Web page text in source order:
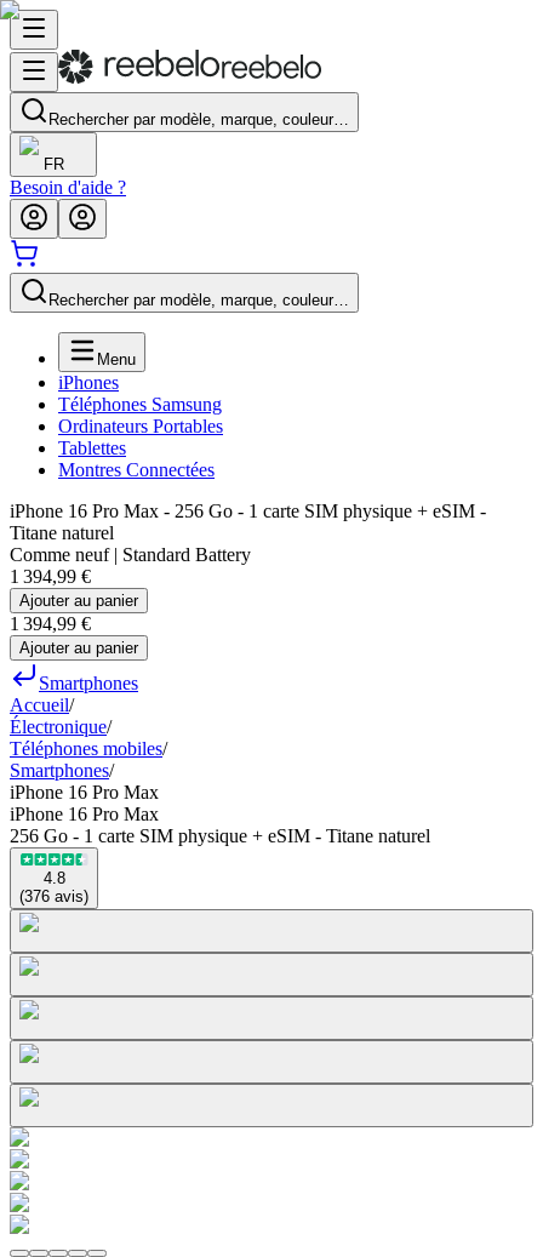
Rechercher par modèle, marque, couleur…
FR
Besoin d'aide ?
Rechercher par modèle, marque, couleur…
Menu
iPhones
Téléphones Samsung
Ordinateurs Portables
Tablettes
Montres Connectées
iPhone 16 Pro Max - 256 Go - 1 carte SIM physique + eSIM -
Titane naturel
Comme neuf | Standard Battery
1 394,99 €
Ajouter au panier
1 394,99 €
Ajouter au panier
Smartphones
Accueil/
Électronique/
Téléphones mobiles/
Smartphones/
iPhone 16 Pro Max
iPhone 16 Pro Max
256 Go - 1 carte SIM physique + eSIM - Titane naturel
4.8
(376 avis)